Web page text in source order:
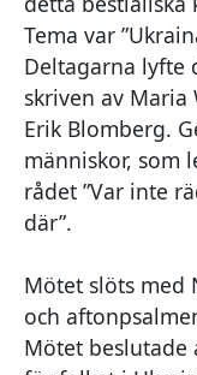
Tema var
Deltagarna lyfte
skriven av Maria
Erik Blomberg.
människor, som
rådet ”Var inte
där”.
Mötet slöts med
och
Mötet beslutade